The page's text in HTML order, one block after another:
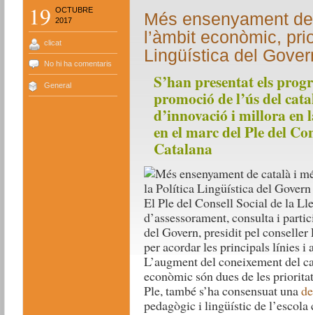
19 OCTUBRE
2017
clicat
No hi ha comentaris
General
Més ensenyament
l’àmbit econòmic,
Lingüística del
S’han presentat els
promoció de l’ús del
d’innovació i millora en
en el marc del Ple del
Catalana
El Ple del Consell Social de la
d’assessorament, consulta i
del Govern, presidit pel conseller
per acordar les principals línies i
L’augment del coneixement del
econòmic són dues de les
Ple, també s’ha consensuat una
pedagògic i lingüístic de l’escola